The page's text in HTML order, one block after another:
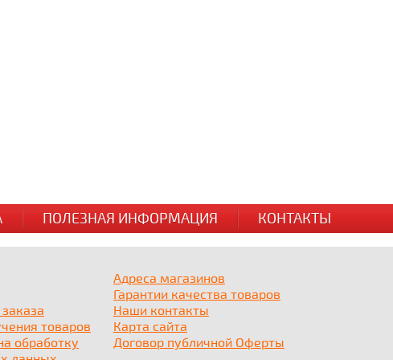
ПОЛЕЗНАЯ ИНФОРМАЦИЯ КОНТАКТЫ
товаров
обработку
Адреса магазинов
Гарантии качества товаров
Наши контакты
Карта сайта
Договор публичной Оферты